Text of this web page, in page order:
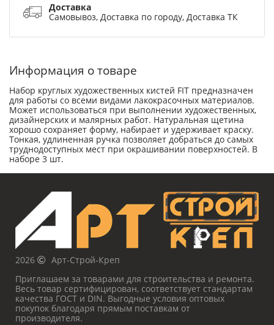
Доставка
Самовывоз, Доставка по городу, Доставка ТК
Информация о товаре
Набор круглых художественных кистей FIT предназначен
для работы со всеми видами лакокрасочных материалов.
Может использоваться при выполнении художественных,
дизайнерских и малярных работ. Натуральная щетина
хорошо сохраняет форму, набирает и удерживает краску.
Тонкая, удлиненная ручка позволяет добраться до самых
труднодоступных мест при окрашивании поверхностей. В
наборе 3 шт.
2026
Арт-Строй-Креп
Приглашаем за товарами для строительства и ремонта.
Весь товар сертифицирован, соответствует стандартам
качества ГОСТ и DIN. Выгодные условия оптовых
покупок благодаря прямым поставкам от
производителя.